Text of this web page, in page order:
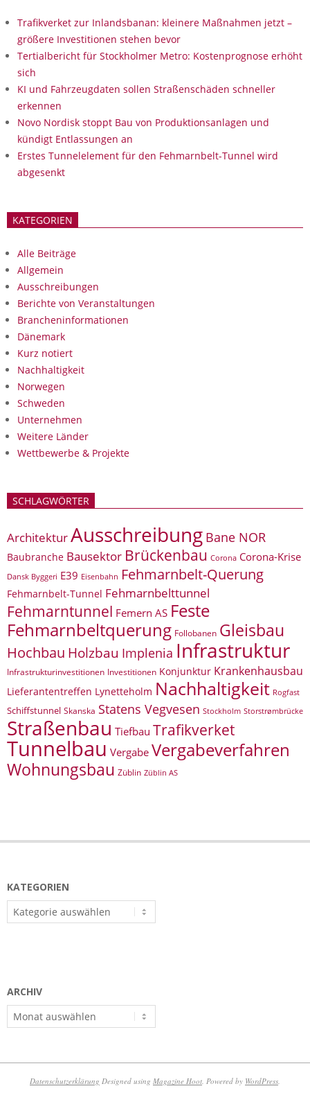
Trafikverket zur Inlandsbanan: kleinere Maßnahmen jetzt –
größere Investitionen stehen bevor
Tertialbericht für Stockholmer Metro: Kostenprognose erhöht
sich
KI und Fahrzeugdaten sollen Straßenschäden schneller
erkennen
Novo Nordisk stoppt Bau von Produktionsanlagen und
kündigt Entlassungen an
Erstes Tunnelelement für den Fehmarnbelt-Tunnel wird
abgesenkt
KATEGORIEN
Alle Beiträge
Allgemein
Ausschreibungen
Berichte von Veranstaltungen
Brancheninformationen
Dänemark
Kurz notiert
Nachhaltigkeit
Norwegen
Schweden
Unternehmen
Weitere Länder
Wettbewerbe & Projekte
SCHLAGWÖRTER
ArchitekturAusschreibung Bane NOR
Baubranche Bausektor Brückenbau Corona Corona-Krise
Dansk Byggeri E39 Eisenbahn Fehmarnbelt-Querung
Fehmarnbelt-Tunnel Fehmarnbelttunnel
Fehmarntunnel Femern AS Feste
Fehmarnbeltquerung Follobanen Gleisbau
Hochbau Holzbau Implenia Infrastruktur
Infrastrukturinvestitionen Investitionen Konjunktur Krankenhausbau
Lieferantentreffen Lynetteholm Nachhaltigkeit Rogfast
Schiffstunnel Skanska Statens Vegvesen Stockholm Storstrømbrücke
Straßenbau Tiefbau Trafikverket
Tunnelbau Vergabe Vergabeverfahren
Wohnungsbau Züblin Züblin AS
KATEGORIEN
Kategorien
ARCHIV
Archiv
Datenschutzerklärung Designed using Magazine Hoot. Powered by WordPress.